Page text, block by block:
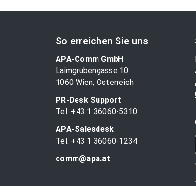
So erreichen Sie uns
APA-Comm GmbH
Laimgrubengasse 10
1060 Wien, Österreich
PR-Desk Support
Tel. +43 1 36060-5310
APA-Salesdesk
Tel. +43 1 36060-1234
comm@apa.at